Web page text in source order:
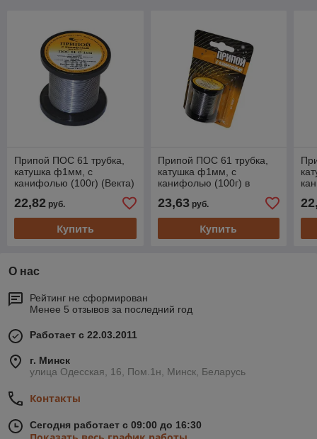
Припой ПОС 61 трубка,
катушка ф1мм, с
канифолью (100г) (Векта)
22,82 руб.
Купить
Припой ПОС 61 трубка,
катушка ф1мм, с
канифолью (100г) в
23,63руб.
Купить
О нас
Рейтинг не сформирован
Менее 5 отзывов за последний год
Работает с 22.03.2011
г. Минск
улица Одесская, 16, Пом.1н, Минск, Беларусь
Контакты
Сегодня работает с 09:00 до 16:30